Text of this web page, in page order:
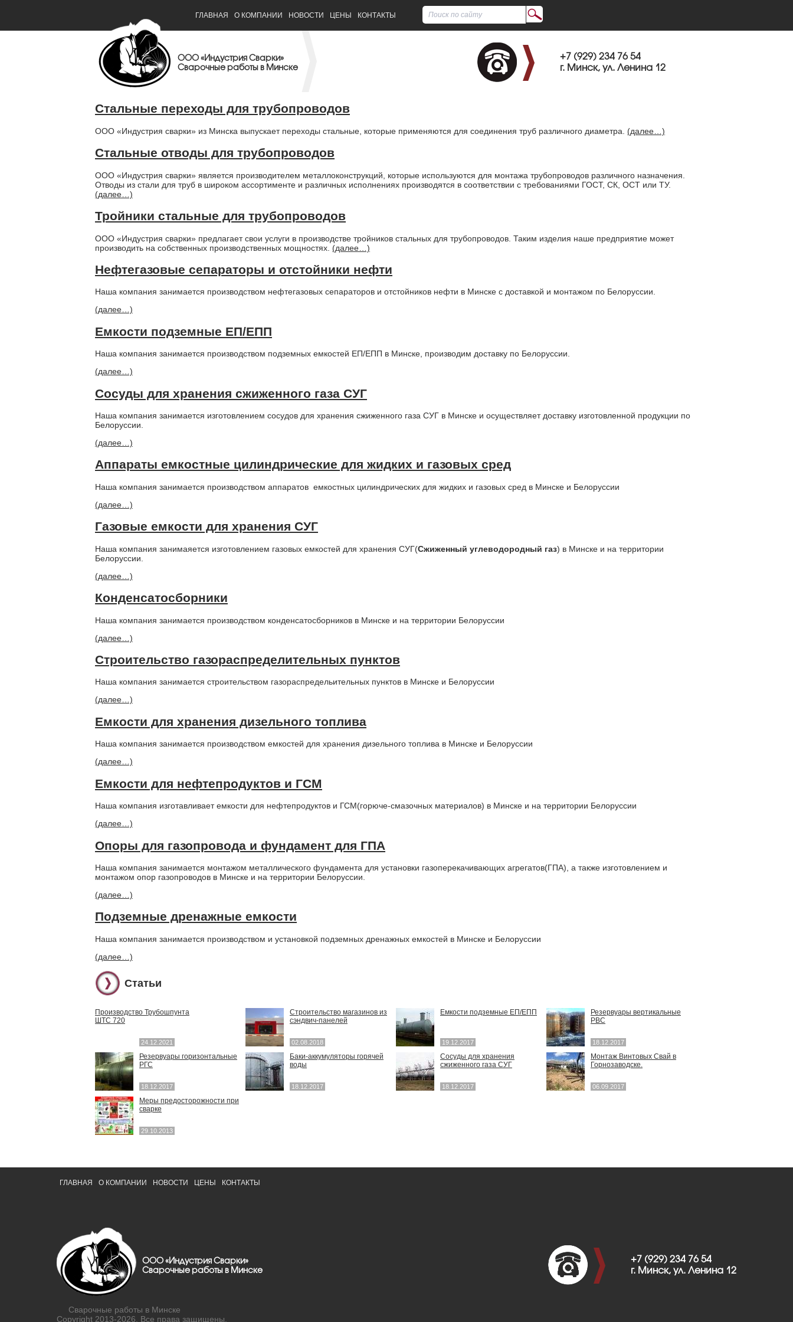
ГЛАВНАЯ О КОМПАНИИ НОВОСТИ ЦЕНЫ КОНТАКТЫ
ООО «Индустрия Сварки»
Сварочные работы в Минске
+7 (929) 234 76 54
г. Минск, ул. Ленина 12
Стальные переходы для трубопроводов
ООО «Индустрия сварки» из Минска выпускает переходы стальные, которые применяются для соединения труб различного диаметра. (далее…)
Стальные отводы для трубопроводов
ООО «Индустрия сварки» является производителем металлоконструкций, которые используются для монтажа трубопроводов различного назначения.
Отводы из стали для труб в широком ассортименте и различных исполнениях производятся в соответствии с требованиями ГОСТ, СК, ОСТ или ТУ.
(далее…)
Тройники стальные для трубопроводов
ООО «Индустрия сварки» предлагает свои услуги в производстве тройников стальных для трубопроводов. Таким изделия наше предприятие может
производить на собственных производственных мощностях. (далее…)
Нефтегазовые сепараторы и отстойники нефти
Наша компания занимается производством нефтегазовых сепараторов и отстойников нефти в Минске с доставкой и монтажом по Белоруссии.
(далее…)
Емкости подземные ЕП/ЕПП
Наша компания занимается производством подземных емкостей ЕП/ЕПП в Минске, производим доставку по Белоруссии.
(далее…)
Сосуды для хранения сжиженного газа СУГ
Наша компания занимается изготовлением сосудов для хранения сжиженного газа СУГ в Минске и осуществляет доставку изготовленной продукции по
Белоруссии.
(далее…)
Аппараты емкостные цилиндрические для жидких и газовых сред
Наша компания занимается производством аппаратов емкостных цилиндрических для жидких и газовых сред в Минске и Белоруссии
(далее…)
Газовые емкости для хранения СУГ
Наша компания занимаяется изготовлением газовых емкостей для хранения СУГ(Сжиженный углеводородный газ) в Минске и на территории
Белоруссии.
(далее…)
Конденсатосборники
Наша компания занимается производством конденсатосборников в Минске и на территории Белоруссии
(далее…)
Строительство газораспределительных пунктов
Наша компания занимается строительством газораспредельительных пунктов в Минске и Белоруссии
(далее…)
Емкости для хранения дизельного топлива
Наша компания занимается производством емкостей для хранения дизельного топлива в Минске и Белоруссии
(далее…)
Емкости для нефтепродуктов и ГСМ
Наша компания изготавливает емкости для нефтепродуктов и ГСМ(горюче-смазочных материалов) в Минске и на территории Белоруссии
(далее…)
Опоры для газопровода и фундамент для ГПА
Наша компания занимается монтажом металлического фундамента для установки газоперекачивающих агрегатов(ГПА), а также изготовлением и
монтажом опор газопроводов в Минске и на территории Белоруссии.
(далее…)
Подземные дренажные емкости
Наша компания занимается производством и установкой подземных дренажных емкостей в Минске и Белоруссии
(далее…)
Статьи
Производство Трубошпунта
ШТС 720
24.12.2021
Строительство магазинов из
сэндвич-панелей
02.08.2018
Емкости подземные ЕП/ЕПП
19.12.2017
Резервуары вертикальные
РВС
18.12.2017
Резервуары горизонтальные
РГС
18.12.2017
Баки-аккумуляторы горячей
воды
18.12.2017
Сосуды для хранения
сжиженного газа СУГ
18.12.2017
Монтаж Винтовых Свай в
Горнозаводске.
06.09.2017
Меры предосторожности при
сварке
29.10.2013
ГЛАВНАЯ О КОМПАНИИ НОВОСТИ ЦЕНЫ КОНТАКТЫ
ООО «Индустрия Сварки»
Сварочные работы в Минске
+7 (929) 234 76 54
г. Минск, ул. Ленина 12
Сварочные работы в Минске
Copyright 2013-2026. Все права защищены.